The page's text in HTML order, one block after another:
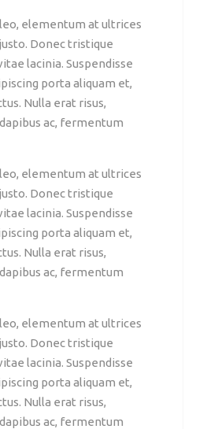
elementum at ultrices
Donec tristique
lacinia. Suspendisse
porta aliquam et,
Nulla erat risus,
ac, fermentum
elementum at ultrices
Donec tristique
lacinia. Suspendisse
porta aliquam et,
Nulla erat risus,
ac, fermentum
elementum at ultrices
Donec tristique
lacinia. Suspendisse
porta aliquam et,
Nulla erat risus,
ac, fermentum